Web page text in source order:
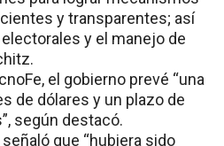
y transparentes; así
y el manejo de
el gobierno prevé “una
de dólares y un plazo de
según destacó.
que “hubiera sido